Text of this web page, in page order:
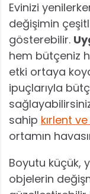
Evinizi
değişimin
gösterebilir.
hem bütçeniz
etki ortaya
ipuçlarıyla
sahip kırlent
ortamın
Boyutu küçük,
objelerin